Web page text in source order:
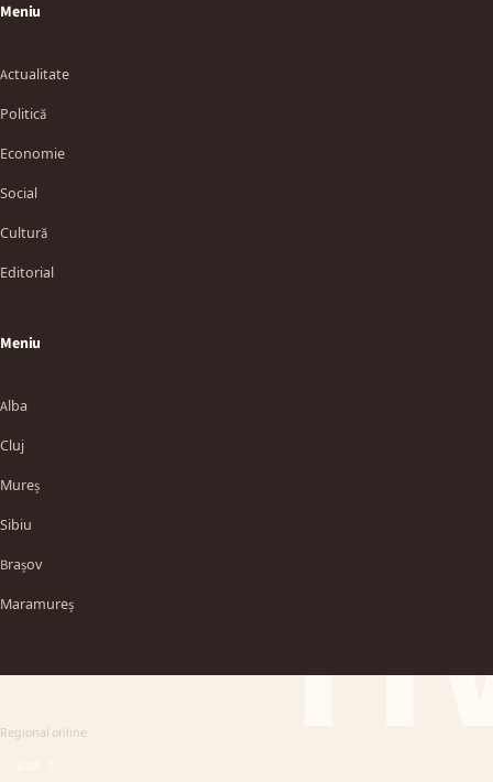
Meniu
Actualitate
Politică
Economie
Social
Cultură
Editorial
Meniu
Alba
Cluj
Mureș
Sibiu
Brașov
Maramureș
Regional online